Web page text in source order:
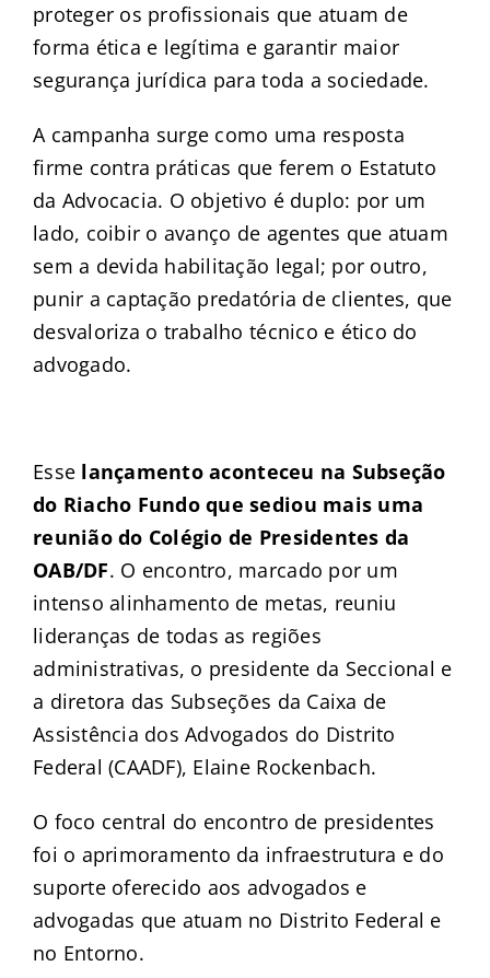
proteger os profissionais que atuam de
forma ética e legítima e garantir maior
segurança jurídica para toda a sociedade.
A campanha surge como uma resposta
firme contra práticas que ferem o Estatuto
da Advocacia. O objetivo é duplo: por um
lado, coibir o avanço de agentes que atuam
sem a devida habilitação legal; por outro,
punir a captação predatória de clientes, que
desvaloriza o trabalho técnico e ético do
advogado.
Esse lançamento aconteceu na Subseção
do Riacho Fundo que sediou mais uma
reunião do Colégio de Presidentes da
OAB/DF. O encontro, marcado por um
intenso alinhamento de metas, reuniu
lideranças de todas as regiões
administrativas, o presidente da Seccional e
a diretora das Subseções da Caixa de
Assistência dos Advogados do Distrito
Federal (CAADF), Elaine Rockenbach.
O foco central do encontro de presidentes
foi o aprimoramento da infraestrutura e do
suporte oferecido aos advogados e
advogadas que atuam no Distrito Federal e
no Entorno.